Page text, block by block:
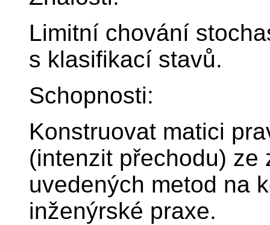
Limitní chování
s klasifikací stavů.
Schopnosti:
Konstruovat matici
(intenzit přechodu)
uvedených metod na
inženýrské praxe.